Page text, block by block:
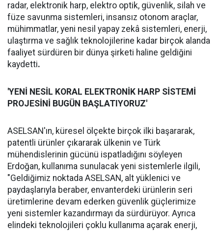
radar, elektronik harp, elektro optik, güvenlik, silah ve
füze savunma sistemleri, insansız otonom araçlar,
mühimmatlar, yeni nesil yapay zekâ sistemleri, enerji,
ulaştırma ve sağlık teknolojilerine kadar birçok alanda
faaliyet sürdüren bir dünya şirketi haline geldiğini
kaydetti.
'YENİ NESİL KORAL ELEKTRONİK HARP SİSTEMİ
PROJESİNİ BUGÜN BAŞLATIYORUZ'
ASELSAN'ın, küresel ölçekte birçok ilki başararak,
patentli ürünler çıkararak ülkenin ve Türk
mühendislerinin gücünü ispatladığını söyleyen
Erdoğan, kullanıma sunulacak yeni sistemlerle ilgili,
"Geldiğimiz noktada ASELSAN, alt yüklenici ve
paydaşlarıyla beraber, envanterdeki ürünlerin seri
üretimlerine devam ederken güvenlik güçlerimize
yeni sistemler kazandırmayı da sürdürüyor. Ayrıca
elindeki teknolojileri çoklu kullanıma açarak enerji,